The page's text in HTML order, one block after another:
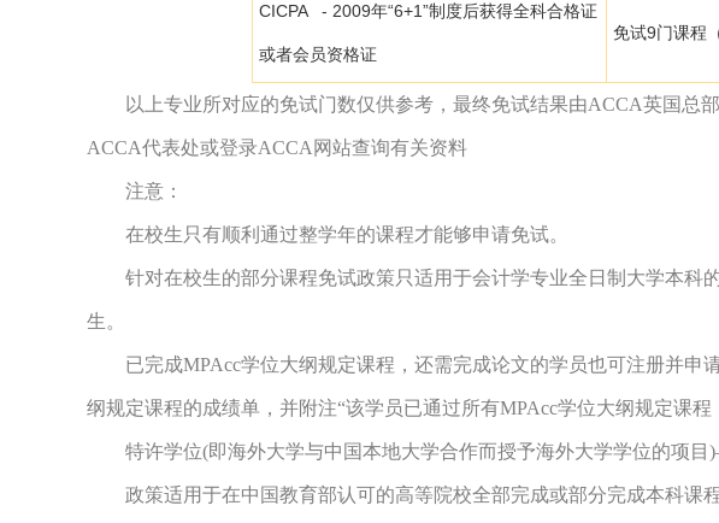
CICPA - 2009年“6+1”制度后获得全科合格证
或者会员资格证
免试9门课程
以上专业所对应的免试门数仅供参考，最终免试结果由ACCA英国总
ACCA代表处或登录ACCA网站查询有关资料
注意：
在校生只有顺利通过整学年的课程才能够申请免试。
针对在校生的部分课程免试政策只适用于会计学专业全日制大学本科
生。
已完成MPAcc学位大纲规定课程，还需完成论文的学员也可注册并申
纲规定课程的成绩单，并附注“该学员已通过所有MPAcc学位大纲规定课程
特许学位(即海外大学与中国本地大学合作而授予海外大学学位的项目
政策适用于在中国教育部认可的高等院校全部完成或部分完成本科课程